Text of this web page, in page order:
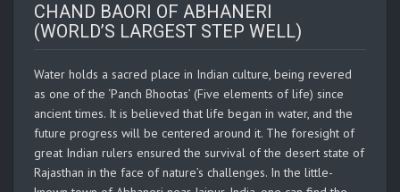
CHAND BAORI OF ABHANERI
(WORLD’S LARGEST STEP WELL)
Water holds a sacred place in Indian culture, being revered
as one of the ‘Panch Bhootas’ (Five elements of life) since
ancient times. It is believed that life began in water, and the
future progress will be centered around it. The foresight of
great Indian rulers ensured the survival of the desert state of
Rajasthan in the face of nature’s challenges. In the little-